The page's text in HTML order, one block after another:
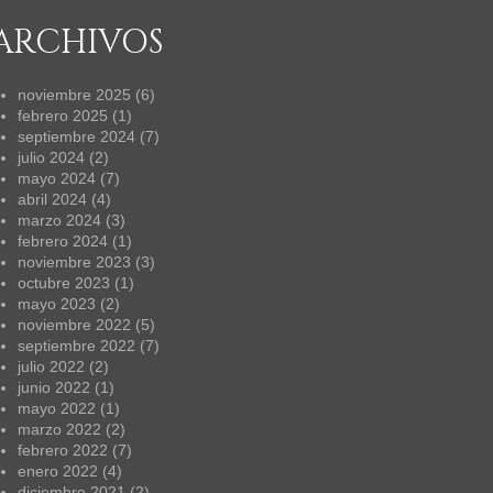
noviembre 2025 (6)
febrero 2025 (1)
septiembre 2024 (7)
julio 2024 (2)
mayo 2024 (7)
abril 2024 (4)
marzo 2024 (3)
febrero 2024 (1)
noviembre 2023 (3)
octubre 2023 (1)
mayo 2023 (2)
noviembre 2022 (5)
septiembre 2022 (7)
julio 2022 (2)
junio 2022 (1)
mayo 2022 (1)
marzo 2022 (2)
febrero 2022 (7)
enero 2022 (4)